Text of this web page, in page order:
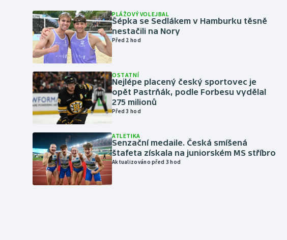
PLÁŽOVÝ VOLEJBAL
Šépka se Sedlákem v Hamburku těsně
nestačili na Nory
Před 2 hod
OSTATNÍ
Nejlépe placený český sportovec je
opět Pastrňák, podle Forbesu vydělal
275 milionů
Před 3 hod
ATLETIKA
Senzační medaile. Česká smíšená
štafeta získala na juniorském MS stříbro
Aktualizováno před 3 hod